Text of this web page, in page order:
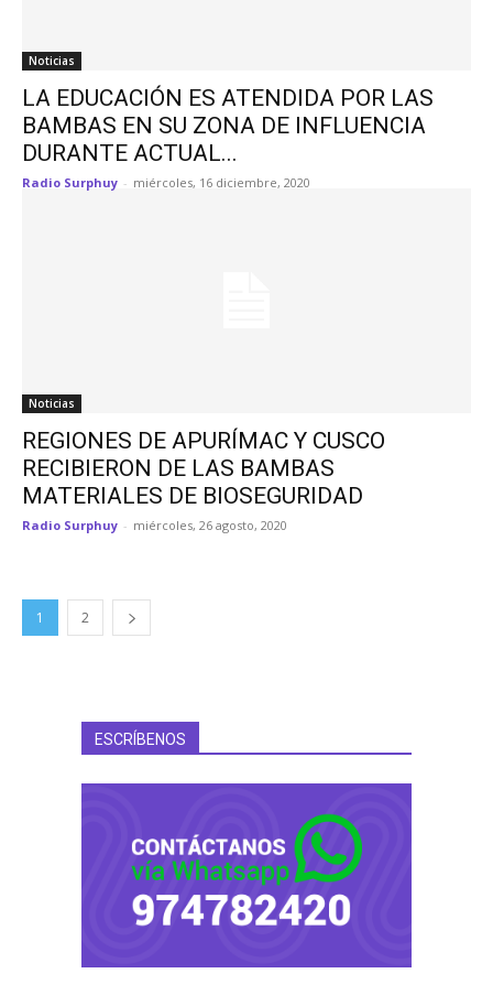
Noticias
LA EDUCACIÓN ES ATENDIDA POR LAS
BAMBAS EN SU ZONA DE INFLUENCIA
DURANTE ACTUAL...
Radio Surphuy - miércoles, 16 diciembre, 2020
Noticias
REGIONES DE APURÍMAC Y CUSCO
RECIBIERON DE LAS BAMBAS
MATERIALES DE BIOSEGURIDAD
Radio Surphuy - miércoles, 26 agosto, 2020
1 2
ESCRÍBENOS